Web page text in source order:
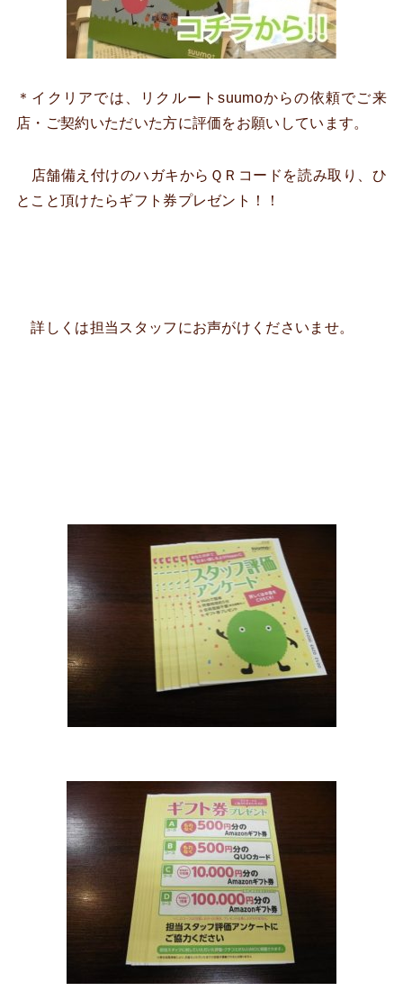
＊イクリアでは、リクルートsuumoからの依頼でご来
店・ご契約いただいた方に評価をお願いしています。
店舗備え付けのハガキからＱＲコードを読み取り、ひ
とこと頂けたらギフト券プレゼント！！
詳しくは担当スタッフにお声がけくださいませ。